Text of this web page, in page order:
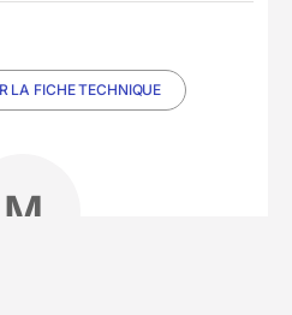
LA FICHE TECHNIQUE
M